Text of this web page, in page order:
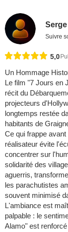
Suivre
5,0
Un Hommage
Le film "7 Jours en
récit du
projecteurs
longtemps restée
habitants de
Ce qui frappe
réalisateur évite
concentrer sur
solidarité des
aguerris,
les parachutistes
souvent minimisé
L'ambiance est
palpable : le
Alamo" est